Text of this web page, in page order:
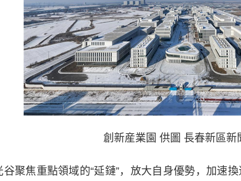
創新産業園 供圖 長春新區新
焦重點領域的“延鏈”，放大自身優勢，加速換